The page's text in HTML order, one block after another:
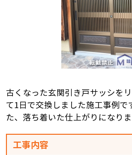
古くなった玄関引き戸サッシを
て1日で交換しました施工事例で
た、落ち着いた仕上がりになりま
工事内容